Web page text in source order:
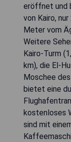
eröffnet und
von Kairo,
Meter vom
Weitere
Kairo-Turm
km), die El-
Moschee
bietet eine
kostenloses
sind mit